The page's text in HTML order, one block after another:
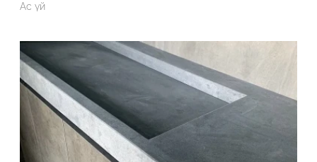
Ас үй